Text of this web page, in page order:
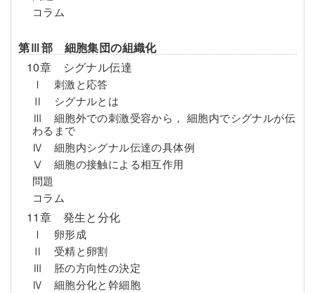
コラム
第Ⅲ部 細胞集団の組織化
10章 シグナル伝達
Ⅰ 刺激と応答
Ⅱ シグナルとは
Ⅲ 細胞外での刺激受容から， 細胞内でシグナルが伝
わるまで
Ⅳ 細胞内シグナル伝達の具体例
Ⅴ 細胞の接触による相互作用
問題
コラム
11章 発生と分化
Ⅰ 卵形成
Ⅱ 受精と卵割
Ⅲ 胚の方向性の決定
Ⅳ 細胞分化と幹細胞